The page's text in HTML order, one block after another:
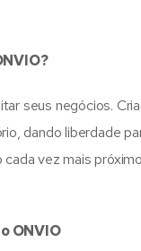
seus negócios.
dando liberdade
vez mais
ONVIO